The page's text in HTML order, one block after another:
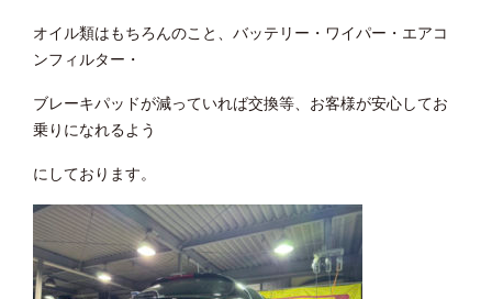
オイル類はもちろんのこと、バッテリー・ワイパー・エアコ
ンフィルター・
ブレーキパッドが減っていれば交換等、お客様が安心してお
乗りになれるよう
にしております。